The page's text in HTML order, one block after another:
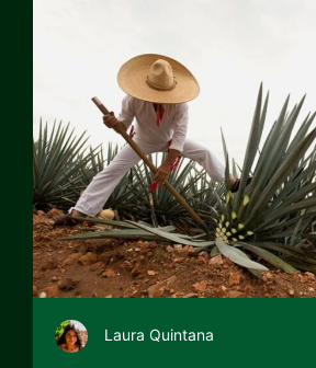
Laura Quintana